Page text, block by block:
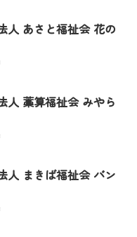
人 あさと福祉会 花の
人 藁算福祉会 みやら
人 まきば福祉会 バン